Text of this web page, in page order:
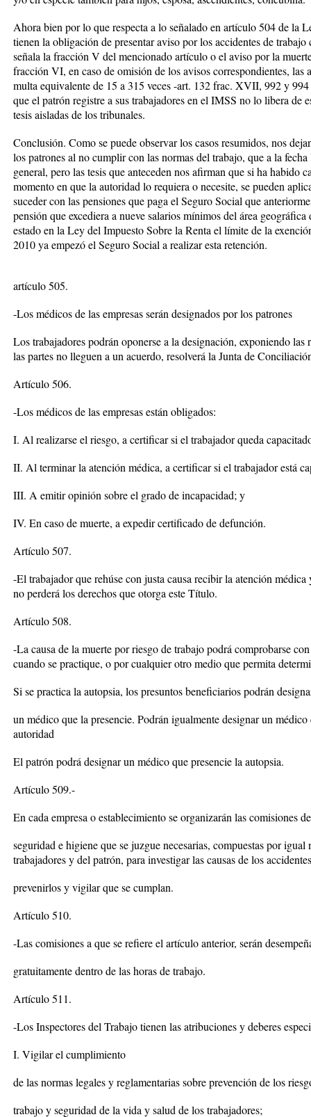
Ahora bien por lo que respecta a lo señalado en artículo 504 de la
tienen la obligación de presentar aviso por los accidentes de
señala la fracción V del mencionado artículo o el aviso por la
fracción VI, en caso de omisión de los avisos correspondientes, las
multa equivalente de 15 a 315 veces -art. 132 frac. XVII, 992 y
que el patrón registre a sus trabajadores en el IMSS no lo libera
tesis aisladas de los tribunales.
Conclusión. Como se puede observar los casos resumidos, nos
los patrones al no cumplir con las normas del trabajo, que a la
general, pero las tesis que anteceden nos afirman que si ha habido
momento en que la autoridad lo requiera o necesite, se pueden
suceder con las pensiones que paga el Seguro Social que
pensión que excediera a nueve salarios mínimos del área
estado en la Ley del Impuesto Sobre la Renta el límite de la
2010 ya empezó el Seguro Social a realizar esta retención.
artículo 505.
-Los médicos de las empresas serán designados por los patrones
Los trabajadores podrán oponerse a la designación, exponiendo las
las partes no lleguen a un acuerdo, resolverá la Junta de
Artículo 506.
-Los médicos de las empresas están obligados:
I. Al realizarse el riesgo, a certificar si el trabajador queda
II. Al terminar la atención médica, a certificar si el trabajador está
III. A emitir opinión sobre el grado de incapacidad; y
IV. En caso de muerte, a expedir certificado de defunción.
Artículo 507.
-El trabajador que rehúse con justa causa recibir la atención
no perderá los derechos que otorga este Título.
Artículo 508.
-La causa de la muerte por riesgo de trabajo podrá comprobarse
cuando se practique, o por cualquier otro medio que permita
Si se practica la autopsia, los presuntos beneficiarios podrán
un médico que la presencie. Podrán igualmente designar un
autoridad
El patrón podrá designar un médico que presencie la autopsia.
Artículo 509.-
En cada empresa o establecimiento se organizarán las comisiones de
seguridad e higiene que se juzgue necesarias, compuestas por igual
trabajadores y del patrón, para investigar las causas de los
prevenirlos y vigilar que se cumplan.
Artículo 510.
-Las comisiones a que se refiere el artículo anterior, serán
gratuitamente dentro de las horas de trabajo.
Artículo 511.
-Los Inspectores del Trabajo tienen las atribuciones y deberes
I. Vigilar el cumplimiento
de las normas legales y reglamentarias sobre prevención de los
trabajo y seguridad de la vida y salud de los trabajadores;